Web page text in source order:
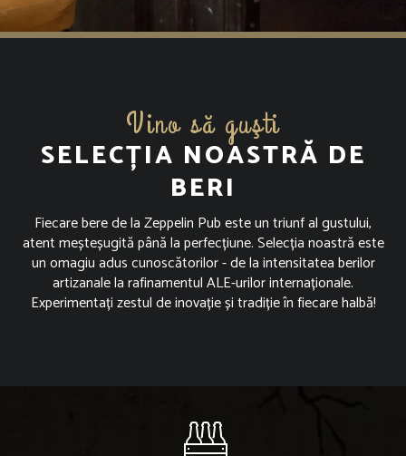
Vino să guşti
SELECȚIA NOASTRĂ DE
BERI
Fiecare bere de la Zeppelin Pub este un triunf al gustului,
atent meșteșugită până la perfecțiune. Selecția noastră este
un omagiu adus cunoscătorilor - de la intensitatea berilor
artizanale la rafinamentul ALE-urilor internaționale.
Experimentați zestul de inovație și tradiție în fiecare halbă!